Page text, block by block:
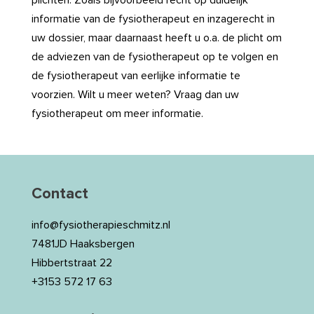
informatie van de fysiotherapeut en inzagerecht in
uw dossier, maar daarnaast heeft u o.a. de plicht om
de adviezen van de fysiotherapeut op te volgen en
de fysiotherapeut van eerlijke informatie te
voorzien. Wilt u meer weten? Vraag dan uw
fysiotherapeut om meer informatie.
Contact
info@fysiotherapieschmitz.nl
7481JD Haaksbergen
Hibbertstraat 22
+3153 572 17 63